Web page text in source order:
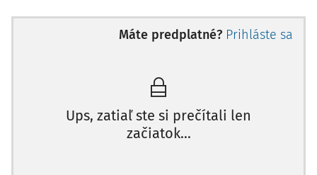
zákonne stanovenom termíne úhrady realizuje predbežnú
Overuje si ňou najmä jej súlad s:
Máte predplatné? Prihláste sa
Ups, zatiaľ ste si prečítali len
začiatok...